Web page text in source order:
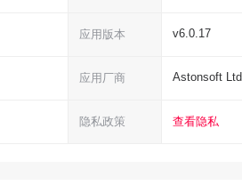
应用版本 v6.0.17
应用厂商 Astonsoft
隐私政策 查看隐私